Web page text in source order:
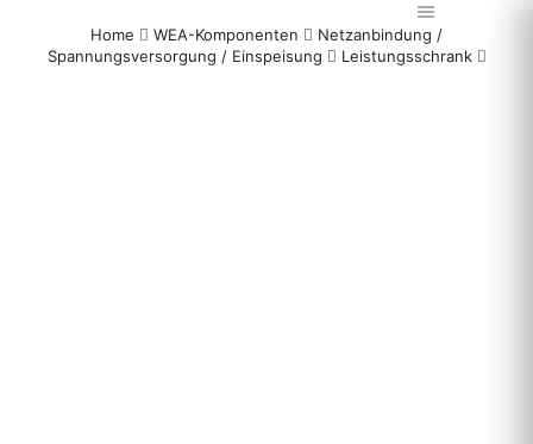
Home WEA-Komponenten
Netzanbindung /
Spannungsversorgung / Einspeisung
Leistungsschrank